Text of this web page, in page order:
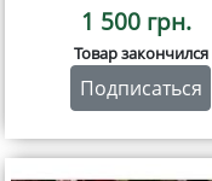
1 500 грн.
Товар закончился
Подписаться